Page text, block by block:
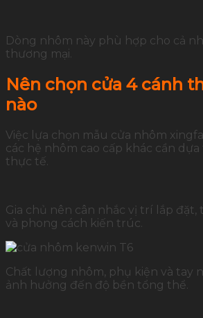
Dòng nhôm này phù hợp cho cả
thương mại.
Nên chọn cửa 4 cánh
nào
Việc lựa chọn mẫu cửa nhôm
các hệ nhôm cao cấp khác cần
thực tế.
Gia chủ nên cân nhắc vị trí lắp đặt,
và phong cách kiến trúc.
Chất lượng nhôm, phụ kiện và tay
ảnh hưởng đến độ bền tổng thể.